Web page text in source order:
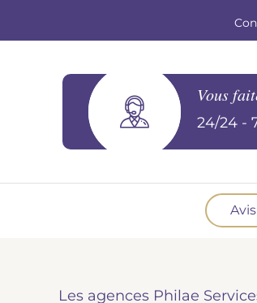
Vous
24/24 -
pour l'organisation de la
Les agences Philae